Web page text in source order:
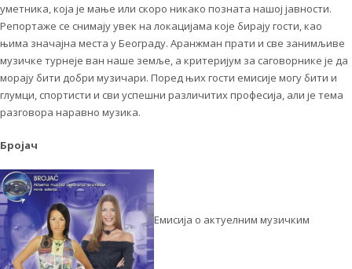
уметника, која је мање или скоро никако позната нашој јавности.
Репортаже се снимају увек на локацијама које бирају гости, као
њима значајна места у Београду. Аранжман прати и све занимљиве
музичке турнеје ван наше земље, а критеријум за саговорнике је да
морају бити добри музичари. Поред њих гости емисије могу бити и
глумци, спортисти и сви успешни различитих професија, али је тема
разговора наравно музика.
Бројач
Емисија о актуелним музичким